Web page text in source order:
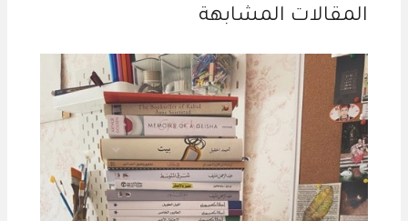
المقالات المشابهة